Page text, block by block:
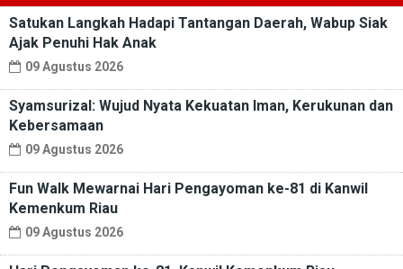
Satukan Langkah Hadapi Tantangan Daerah, Wabup Siak
Ajak Penuhi Hak Anak
09 Agustus 2026
Syamsurizal: Wujud Nyata Kekuatan Iman, Kerukunan dan
Kebersamaan
09 Agustus 2026
Fun Walk Mewarnai Hari Pengayoman ke-81 di Kanwil
Kemenkum Riau
09 Agustus 2026